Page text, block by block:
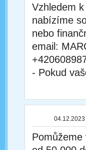
Vzhledem
nabízíme
nebo
email:
- Pokud
04.12.2023